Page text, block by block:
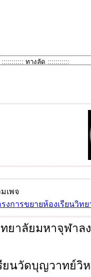
เพจ
งการขยายห้องเรียนวิท
ยาลัยมหาจุฬาล
ยนวัดบุญวาทย์วิ